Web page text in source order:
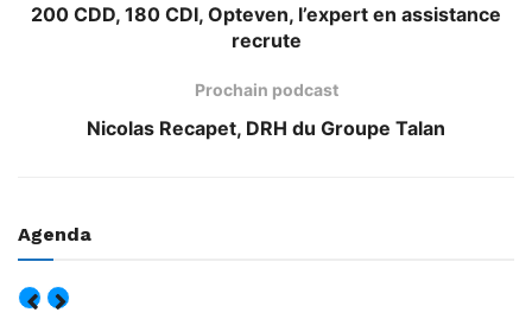
200 CDD, 180 CDI, Opteven, l’expert en assistance
recrute
Prochain podcast
Nicolas Recapet, DRH du Groupe Talan
Agenda